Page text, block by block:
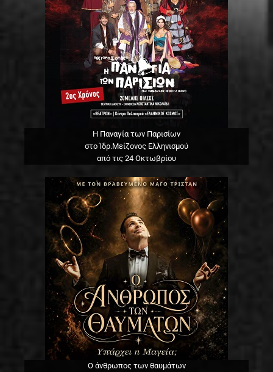
Η Παναγία των Παρισίων
στο Ίδρ.Μείζονος Ελληνισμού
από τις 24 Οκτωβρίου
Ο άνθρωπος των θαυμάτων